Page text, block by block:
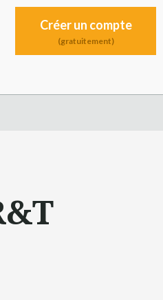
Créer un compte
(gratuitement)